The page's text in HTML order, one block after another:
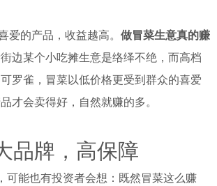
爱的产品，收益越高。 做冒菜生意真的赚
边某个小吃摊生意是络绎不绝，而高档
罗雀，冒菜以低价格更受到群众的喜爱
才会卖得好，自然就赚的多。
品牌，高保障
可能也有投资者会想：既然冒菜这么赚